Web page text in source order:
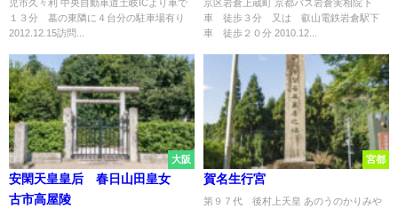
児市久々利 中央自動車道土岐ICより車で
１３分 墓の東隣に４台分の駐車場有り
2012.12.15訪問...
京区岩倉上蔵町 京都バス岩倉実相院下
車 徒歩３分 又は 叡山電鉄岩倉駅下
車 徒歩２０分 2010.12...
大阪
安閑天皇皇后 春日山田皇女
古市高屋陵
宮都
賀名生行宮
第９７代 後村上天皇 あのうのかりみや